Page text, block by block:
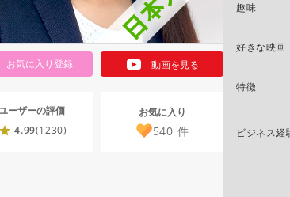
お気に入り登録 動画を見る
ーザーの評価
4.99(1230)
お気に入り
540 件
趣味
好きな映画
特徴
ビジネス経